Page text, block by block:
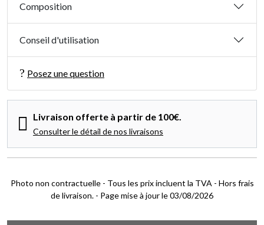
Composition
Conseil d'utilisation
Posez une question
Livraison offerte à partir de 100€.
Consulter le détail de nos livraisons
Photo non contractuelle - Tous les prix incluent la TVA - Hors frais
de livraison. - Page mise à jour le 03/08/2026